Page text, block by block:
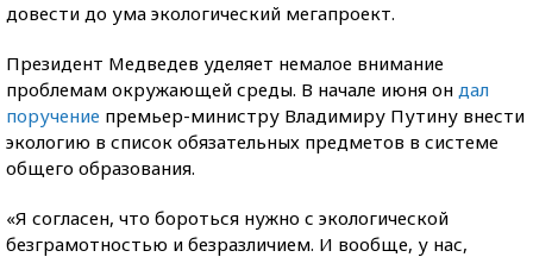
довести до ума экологический мегапроект.
Президент Медведев уделяет немалое внимание
проблемам окружающей среды. В начале июня он дал
поручение премьер-министру Владимиру Путину внести
экологию в список обязательных предметов в системе
общего образования.
«Я согласен, что бороться нужно с экологической
безграмотностью и безразличием. И вообще, у нас,